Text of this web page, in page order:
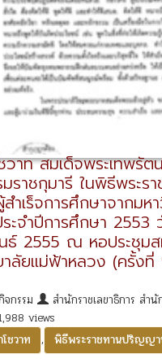
วาท สมเด็จพระเทพรัต
ราชกุมารี ในพิธีพระ
ำเร็จการศึกษาจากมห
ะจำปีการศึกษา 2553
ธ์ 2555 ณ หอประชุมส
าลัยแม่ฟ้าหลวง (ครั้งที่
กรรม สำนักราชเลขาธิการ สำนั
views
ชวาท
, พิธีพระราชทานปริญญ